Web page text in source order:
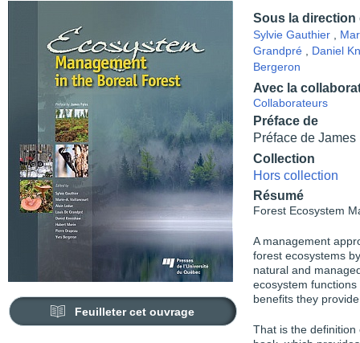
Feuilleter cet ouvrage
Sous la direction
Sylvie Gauthier
Grandpré
Daniel
Bergeron
Avec la
Collaborateurs
Préface de
Préface de James
Collection
Hors collection
Résumé
Forest Ecosystem
A management
forest ecosystems
natural and
ecosystem
benefits they
That is the